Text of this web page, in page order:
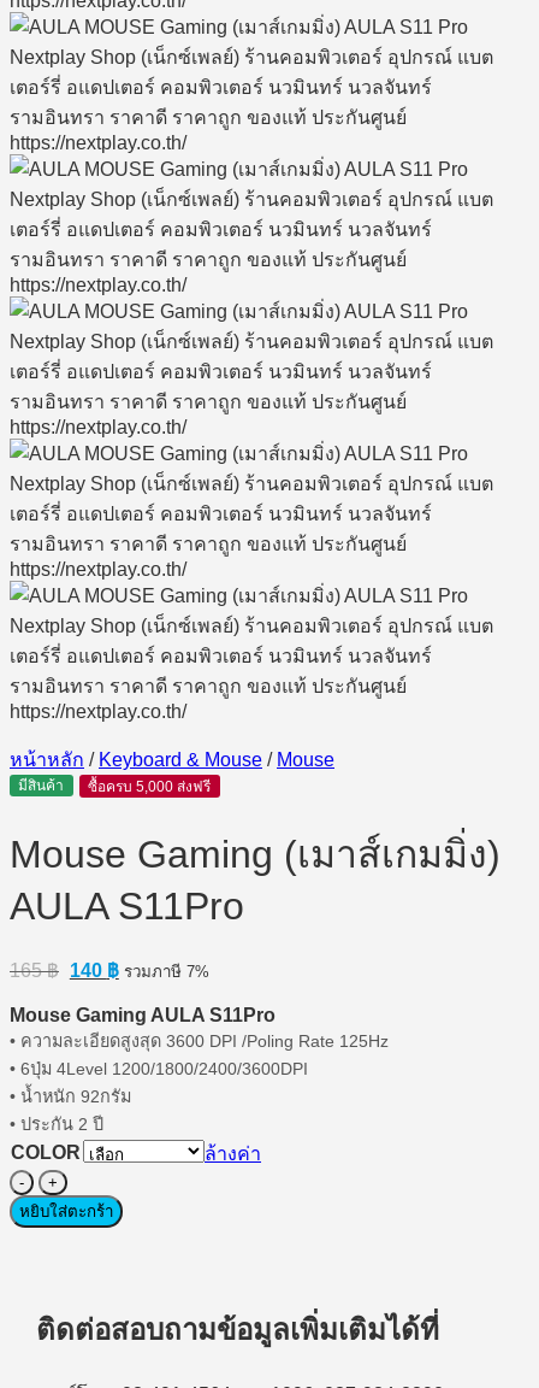
หน้าหลัก / Keyboard & Mouse / Mouse
มีสินค้า ซื้อครบ 5,000 ส่งฟรี
Mouse Gaming (เมาส์เกมมิ่ง)
AULA S11Pro
165฿ Original
price
was:
165 ฿.
140 ฿Current
price
is:
140 ฿.
รวมภาษี 7%
Mouse Gaming AULA S11Pro
• ความละเอียดสูงสุด 3600 DPI /Poling Rate 125Hz
• 6ปุ่ม 4Level 1200/1800/2400/3600DPI
• น้ำหนัก 92กรัม
• ประกัน 2 ปี
COLOR
ล้างค่า
จำนวน
Mouse
Gaming
มิ่ง)
AULA
หยิบใส่ตะกร้า
ติดต่อสอบถามข้อมูลเพิ่มเติมได้ที่